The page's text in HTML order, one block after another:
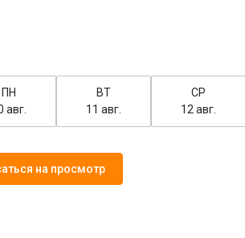
ПН
авг.
ВТ
11 авг.
СР
12 авг.
на просмотр